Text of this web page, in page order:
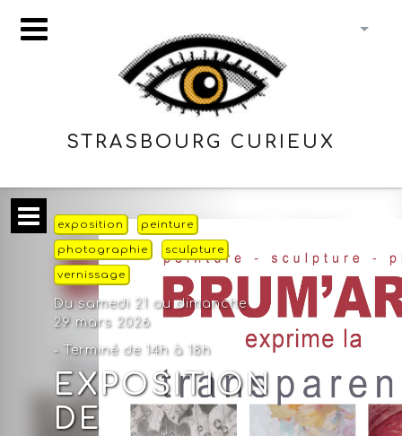
STRASBOURG CURIEUX
exposition peinture
photographie sculpture
vernissage
Du samedi 21 au dimanche
29 mars 2026
- Terminé de 14h à 18h
EXPOSITION
DE